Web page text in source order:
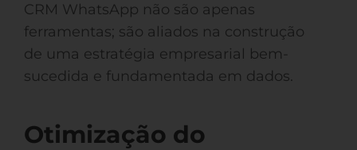
CRM WhatsApp não são apenas
ferramentas; são aliados na construção
de uma estratégia empresarial bem-
sucedida e fundamentada em dados.
Otimização do